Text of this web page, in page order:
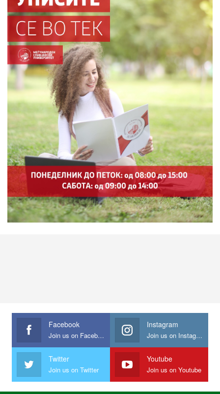
Facebook
Join us on Facebook
Instagram
Join us on Instagram
Twitter
Join us on Twitter
Youtube
Join us on Youtube